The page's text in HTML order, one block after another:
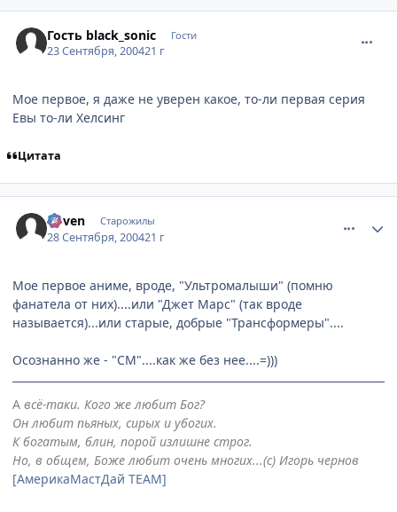
Гость black_sonic Гости
23 Сентября, 200421 г
Мое первое, я даже не уверен какое, то-ли первая серия
Евы то-ли Хелсинг
Цитата
Coven Старожилы
28 Сентября, 200421 г
Мое первое аниме, вроде, "Ультромалыши" (помню
фанатела от них)....или "Джет Марс" (так вроде
называется)...или старые, добрые "Трансформеры"....
Осознанно же - "СМ"....как же без нее....=)))
А всё-таки. Кого же любит Бог?
Он любит пьяных, сирых и убогих.
К богатым, блин, порой излишне строг.
Но, в общем, Боже любит очень многих...(с) Игорь чернов
[АмерикаМастДай TEAM]